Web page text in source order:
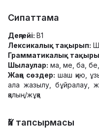
Сипаттама
Деңгейі: В1
Лексикалық тақырып:
Грамматикалық
Шылаулар: ма, ме, ба,
Жаңа сөздер: шаш қию,
ала жазылу, бұйралау,
қалың/жұқа
Үй тапсырмасы